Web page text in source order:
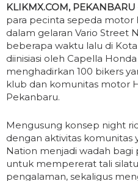
KLIKMX.COM, PEKANBARU
para pecinta sepeda motor
dalam gelaran Vario Street
beberapa waktu lalu di
diinisiasi oleh Capella
menghadirkan 100 bikers
klub dan komunitas motor
Pekanbaru.
Mengusung konsep night
dengan aktivitas komunitas
Nation menjadi wadah bagi
untuk mempererat tali
pengalaman, sekaligus